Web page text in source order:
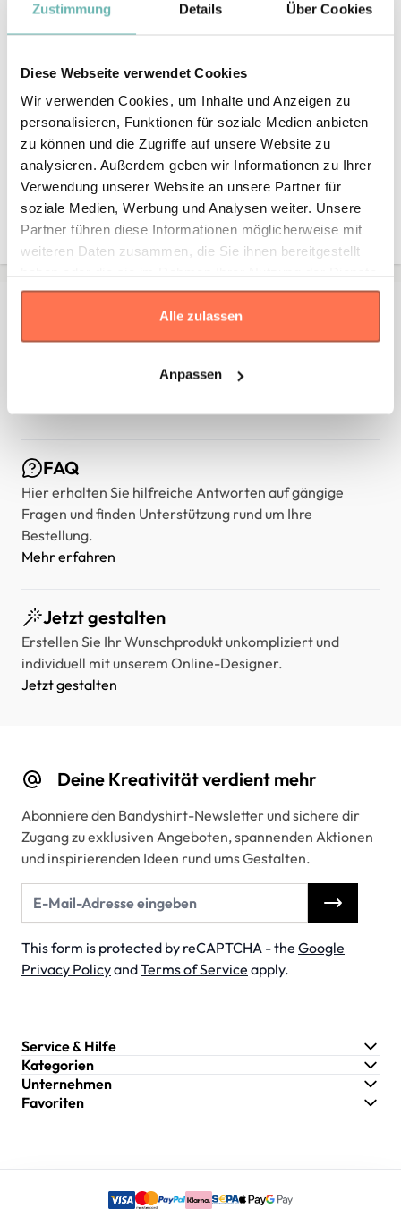
Zustimmung Details Über Cookies
Diese Webseite verwendet Cookies
Wir verwenden Cookies, um Inhalte und Anzeigen zu
personalisieren, Funktionen für soziale Medien anbieten
zu können und die Zugriffe auf unsere Website zu
analysieren. Außerdem geben wir Informationen zu Ihrer
Verwendung unserer Website an unsere Partner für
soziale Medien, Werbung und Analysen weiter. Unsere
Partner führen diese Informationen möglicherweise mit
weiteren Daten zusammen, die Sie ihnen bereitgestellt
gesammelt haben.
Alle zulassen
Anpassen
* Die Maße sind incmgemäß den Angaben des Herstellers
angegeben. Eine Abweichung bis zu ±2 cm ist üblich und gilt als
Toleranz.
Standard 8 9.6
Falls Sie Fragen oder Wünsche haben, können Sie sich
jederzeit an uns wenden – wir unterstützen Sie gerne
FAQ
Hier erhalten Sie hilfreiche Antworten auf gängige
Fragen und finden Unterstützung rund um Ihre
Bestellung.
Mehr erfahren
Jetzt gestalten
Erstellen Sie Ihr Wunschprodukt unkompliziert und
individuell mit unserem Online-Designer.
Jetzt gestalten
Deine Kreativität verdient mehr
Abonniere den Bandyshirt-Newsletter und sichere dir
Zugang zu exklusiven Angeboten, spannenden Aktionen
und inspirierenden Ideen rund ums Gestalten.
This form is protected by reCAPTCHA - the Google
Privacy PolicyandTerms of Service apply.
Service & Hilfe
Kategorien
Unternehmen
Favoriten